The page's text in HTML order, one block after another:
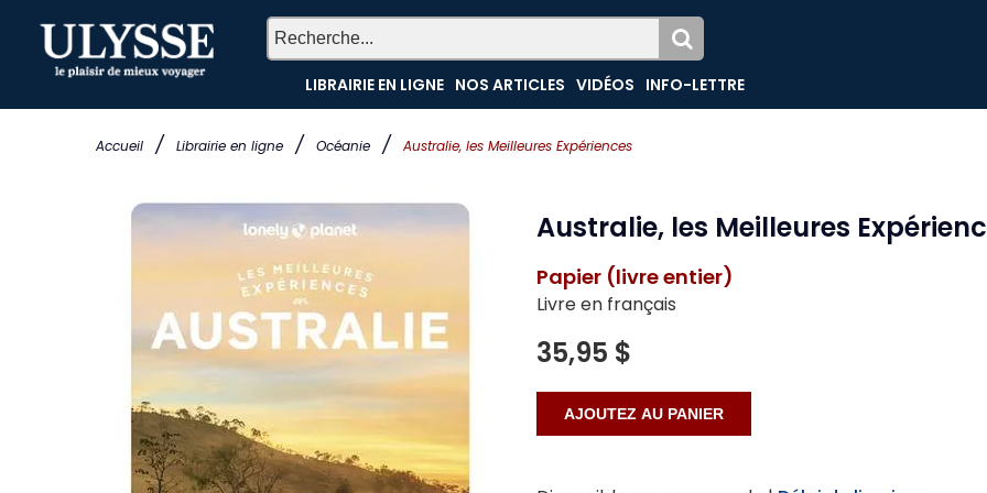
Accueil / Librairie en ligne / Océanie / Australie, les Meilleures Expériences
LIBRAIRIE EN LIGNE NOS ARTICLES VIDÉOS INFO-LETTRE
Australie, les Meilleures
Papier (livre entier)
Livre en français
35,95 $